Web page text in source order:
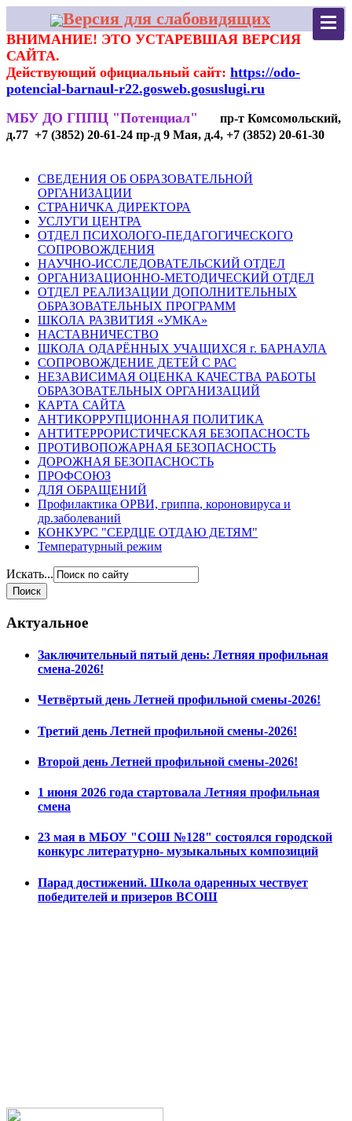
Версия для слабовидящих
ВНИМАНИЕ! ЭТО УСТАРЕВШАЯ ВЕРСИЯ
САЙТА.
Действующий официальный сайт: https://odo-
potencial-barnaul-r22.gosweb.gosuslugi.ru
МБУ ДО ГППЦ "Потенциал"
пр-т Комсомольский,
д.77 +7 (3852) 20-61-24 пр-д 9 Мая, д.4, +7 (3852) 20-61-30
СВЕДЕНИЯ ОБ ОБРАЗОВАТЕЛЬНОЙ
ОРГАНИЗАЦИИ
СТРАНИЧКА ДИРЕКТОРА
УСЛУГИ ЦЕНТРА
ОТДЕЛ ПСИХОЛОГО-ПЕДАГОГИЧЕСКОГО
СОПРОВОЖДЕНИЯ
НАУЧНО-ИССЛЕДОВАТЕЛЬСКИЙ ОТДЕЛ
ОРГАНИЗАЦИОННО-МЕТОДИЧЕСКИЙ ОТДЕЛ
ОТДЕЛ РЕАЛИЗАЦИИ ДОПОЛНИТЕЛЬНЫХ
ОБРАЗОВАТЕЛЬНЫХ ПРОГРАММ
ШКОЛА РАЗВИТИЯ «УМКА»
НАСТАВНИЧЕСТВО
ШКОЛА ОДАРЁННЫХ УЧАЩИХСЯ г. БАРНАУЛА
СОПРОВОЖДЕНИЕ ДЕТЕЙ С РАС
НЕЗАВИСИМАЯ ОЦЕНКА КАЧЕСТВА РАБОТЫ
ОБРАЗОВАТЕЛЬНЫХ ОРГАНИЗАЦИЙ
КАРТА САЙТА
АНТИКОРРУПЦИОННАЯ ПОЛИТИКА
АНТИТЕРРОРИСТИЧЕСКАЯ БЕЗОПАСНОСТЬ
ПРОТИВОПОЖАРНАЯ БЕЗОПАСНОСТЬ
ДОРОЖНАЯ БЕЗОПАСНОСТЬ
ПРОФСОЮЗ
ДЛЯ ОБРАЩЕНИЙ
Профилактика ОРВИ, гриппа, короновируса и
др.заболеваний
КОНКУРС "СЕРДЦЕ ОТДАЮ ДЕТЯМ"
Температурный режим
Искать...
Актуальное
Заключительный пятый день: Летняя профильная
смена-2026!
Четвёртый день Летней профильной смены-2026!
Третий день Летней профильной смены-2026!
Второй день Летней профильной смены-2026!
1 июня 2026 года стартовала Летняя профильная
смена
23 мая в МБОУ "СОШ №128" состоялся городской
конкурс литературно- музыкальных композиций
Парад достижений. Школа одаренных чествует
победителей и призеров ВСОШ